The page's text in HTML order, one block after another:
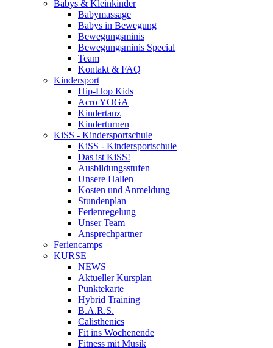
Babys & Kleinkinder
Babymassage
Babys in Bewegung
Bewegungsminis
Bewegungsminis Special
Team
Kontakt & FAQ
Kindersport
Hip-Hop Kids
Acro YOGA
Kindertanz
Kinderturnen
KiSS - Kindersportschule
KiSS - Kindersportschule
Das ist KiSS!
Ausbildungsstufen
Unsere Hallen
Kosten und Anmeldung
Stundenplan
Ferienregelung
Unser Team
Ansprechpartner
Feriencamps
KURSE
NEWS
Aktueller Kursplan
Punktekarte
Hybrid Training
B.A.R.S.
Calisthenics
Fit ins Wochenende
Fitness mit Musik